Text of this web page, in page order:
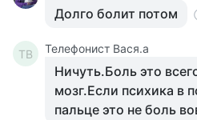
Долго болит потом
ТВ Телефонист Вася.а
Ничуть.Боль это
мозг.Если психика в
пальце это не боль